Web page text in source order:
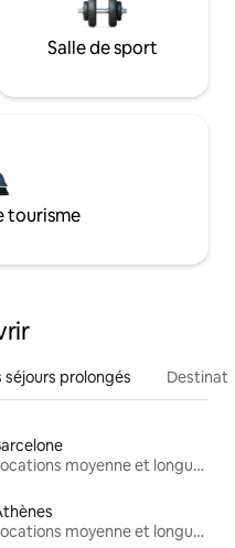
Salle de sport
tourisme
prolongés
Locations moyenne et longue durée
Locations moyenne et longue durée